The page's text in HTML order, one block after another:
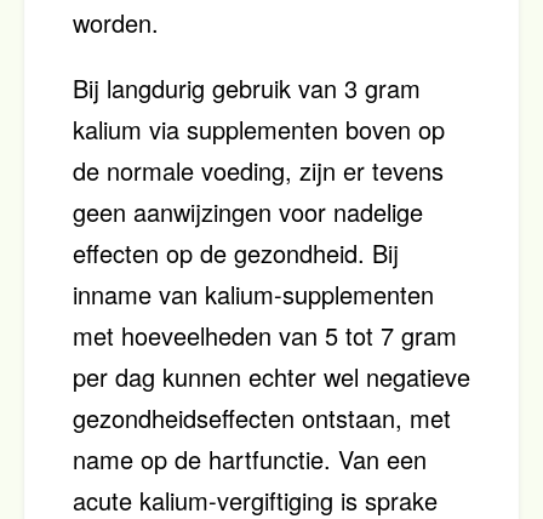
worden.
Bij langdurig gebruik van 3 gram
kalium via supplementen boven op
de normale voeding, zijn er tevens
geen aanwijzingen voor nadelige
effecten op de gezondheid. Bij
inname van kalium-supplementen
met hoeveelheden van 5 tot 7 gram
per dag kunnen echter wel negatieve
gezondheidseffecten ontstaan, met
name op de hartfunctie. Van een
acute kalium-vergiftiging is sprake